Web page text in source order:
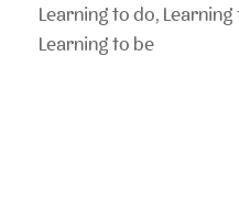
Learning to do,
Learning to be